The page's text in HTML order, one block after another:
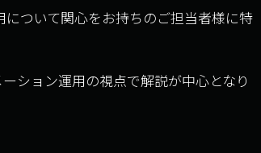
ついて関心をお持ちのご担当者様に特
ション運用の視点で解説が中心となり